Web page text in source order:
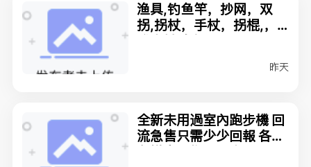
渔具,钓鱼竿，抄网，双
拐,拐杖，手杖，拐棍,，
昨天
全新未用過室內跑步機 回
流急售只需少少回報 各種